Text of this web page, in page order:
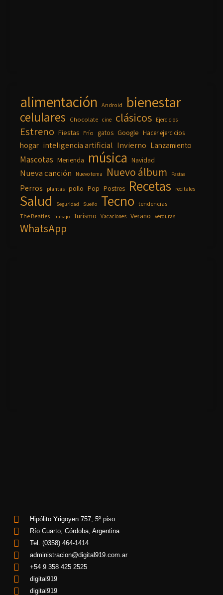
alimentación Android bienestar
celulares Chocolate cine clásicos Ejercicios
Estreno Fiestas Frío gatos Google Hacer ejercicios
hogar inteligencia artificial Invierno Lanzamiento
Mascotas Merienda música Navidad
Nueva canción Nuevo tema Nuevo álbum Pastas
Perros plantas pollo Pop Postres Recetas recitales
Salud Seguridad Sueño Tecno tendencias
The Beatles Trabajo Turismo Vacaciones Verano verduras
WhatsApp
Hipólito Yrigoyen 757, 5º piso
Río Cuarto, Córdoba, Argentina
Tel. (0358) 464-1414
administracion@digital919.com.ar
+54 9 358 425 2525
digital919
digital919